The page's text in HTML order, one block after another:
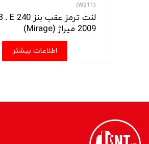
(W211)
2009 میراژ (Mirage)
اطلاعات بیشتر